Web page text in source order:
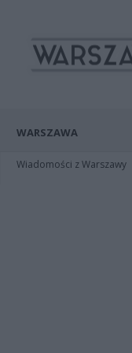
WARSZAWA
Wiadomości z Warszawy